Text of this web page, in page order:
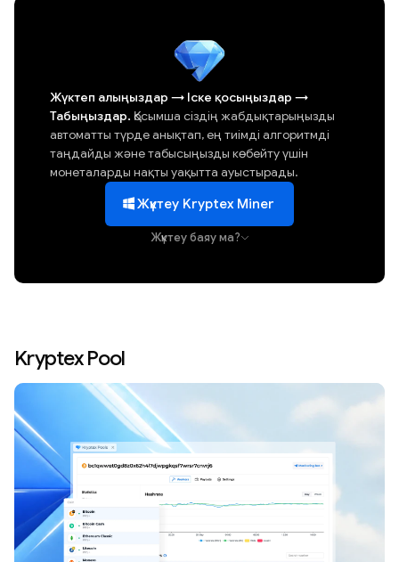
Жүктеп алыңыздар → Іске қосыңыздар →
Табыңыздар. Қосымша сіздің жабдықтарыңызды
автоматты түрде анықтап, ең тиімді алгоритмді
таңдайды және табысыңызды көбейту үшін
монеталарды нақты уақытта ауыстырады.
Жүктеу Kryptex Miner
Жүктеу баяу ма?
Kryptex Pool